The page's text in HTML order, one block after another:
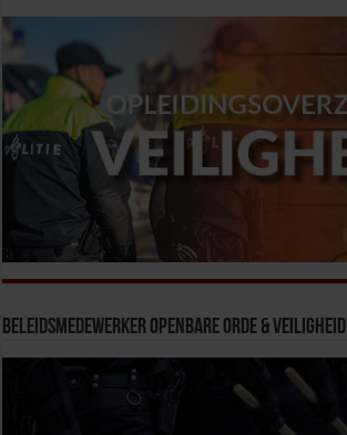
Beleidsmedewerker Openbare Orde & Veiligheid